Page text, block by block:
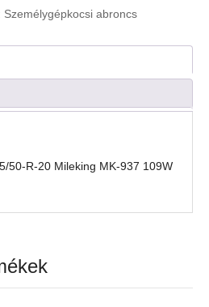
Személygépkocsi abroncs
50-R-20 Mileking MK-937 109W